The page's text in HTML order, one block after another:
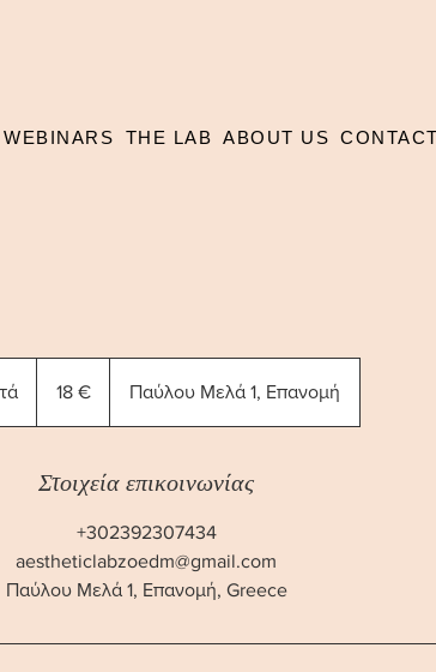
WEBINARS THE LAB ABOUT US
5
18 € Παύλου Μελά 1, Επανομή
Στοιχεία επικοινωνίας
+302392307434
aestheticlabzoedm@gmail.com
Παύλου Μελά 1, Επανομή, Greece